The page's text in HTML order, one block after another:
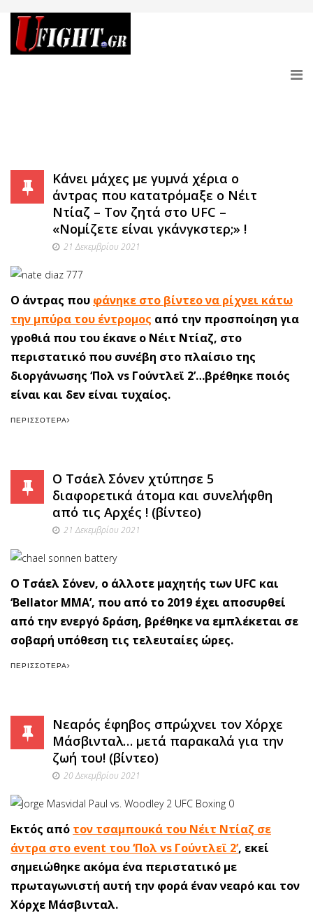
Κάνει μάχες με γυμνά χέρια ο
άντρας που κατατρόμαξε ο Νέιτ
Ντίαζ – Τον ζητά στο UFC –
«Νομίζετε είναι γκάνγκστερ;» !
21 Δεκεμβρίου 2021
Ο άντρας που φάνηκε στο βίντεο να ρίχνει κάτω
την μπύρα του έντρομος από την προσποίηση για
γροθιά που του έκανε ο Νέιτ Ντίαζ, στο
περιστατικό που συνέβη στο πλαίσιο της
διοργάνωσης ‘Πολ vs Γούντλεϊ 2’…βρέθηκε ποιός
είναι και δεν είναι τυχαίος.
ΠΕΡΙΣΣΌΤΕΡΑ
O Τσάελ Σόνεν χτύπησε 5
διαφορετικά άτομα και συνελήφθη
από τις Αρχές ! (βίντεο)
21 Δεκεμβρίου 2021
Ο Τσάελ Σόνεν, ο άλλοτε μαχητής των UFC και
‘Bellator MMA’, που από το 2019 έχει αποσυρθεί
από την ενεργό δράση, βρέθηκε να εμπλέκεται σε
σοβαρή υπόθεση τις τελευταίες ώρες.
ΠΕΡΙΣΣΌΤΕΡΑ
Νεαρός έφηβος σπρώχνει τον Χόρχε
Μάσβινταλ… μετά παρακαλά για την
ζωή του! (βίντεο)
20 Δεκεμβρίου 2021
Εκτός από τον τσαμπουκά του Νέιτ Ντίαζ σε
άντρα στο event του ‘Πολ vs Γούντλεϊ 2’, εκεί
σημειώθηκε ακόμα ένα περιστατικό με
πρωταγωνιστή αυτή την φορά έναν νεαρό και τον
Χόρχε Μάσβινταλ.